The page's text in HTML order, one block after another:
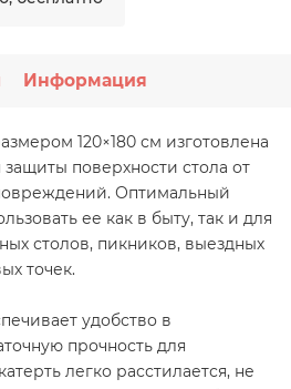
Информация
120×180 см изготовлена
поверхности стола от
Оптимальный
ее как в быту, так и для
столов, пикников, выездных
точек.
удобство в
прочность для
легко расстилается, не